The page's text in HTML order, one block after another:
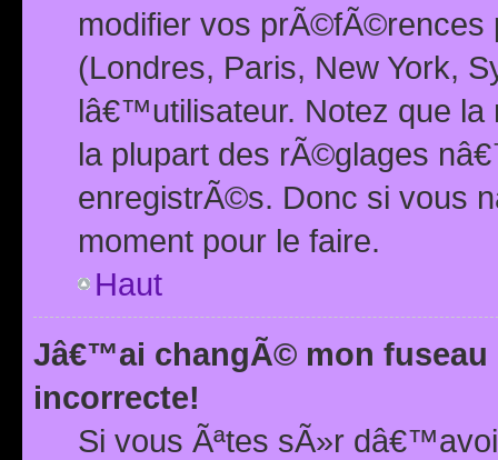
modifier vos prÃ©fÃ©rences
(Londres, Paris, New York,
lâ€™utilisateur. Notez que la
la plupart des rÃ©glages
enregistrÃ©s. Donc si vous
moment pour le faire.
Haut
Jâ€™ai changÃ© mon
incorrecte!
Si vous Ãªtes sÃ»r